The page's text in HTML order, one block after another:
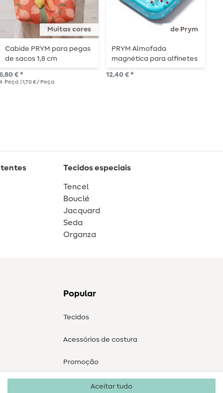
Muitas cores
Cabide PRYM para pegas
de sacos 1,8 cm
€ *
Peça | 1,70 € / Peça
de Prym
PRYM Almofada
magnética para alfinetes
com cabeça de vidro
12,40 € *
Tecidos especiais
Tencel
Bouclé
Jacquard
Seda
Organza
Popular
Tecidos
Acessórios de costura
Promoção
Aceitar tudo